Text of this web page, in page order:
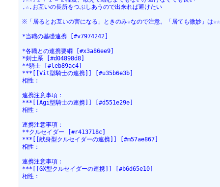
,☆,お互いの長所をつぶしあうので出来れば避けたい
※「居るとお互いの害になる」ときのみ☆なので注意。「居ても微妙」は☆☆
*当職の基礎連携 [#v7974242]
*各職との連携要綱 [#x3a86ee9]
*剣士系 [#d04898d8]
**騎士 [#leb89ac4]
***[[Vit型騎士の連携]] [#u35b6e3b]
相性：
連携注意事項：
***[[Agi型騎士の連携]] [#d551e29e]
相性：
連携注意事項：
**クルセイダー [#r413718c]
***[[献身型クルセイダーの連携]] [#m57ae867]
相性：
連携注意事項：
***[[GX型クルセイダーの連携]] [#b6d65e10]
相性：